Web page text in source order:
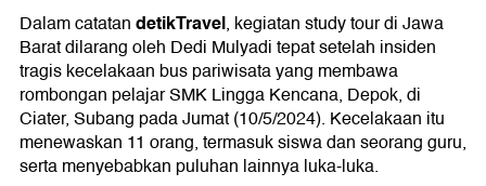
Dalam catatandetikTravel, kegiatan study tour di Jawa
Barat dilarang oleh Dedi Mulyadi tepat setelah insiden
tragis kecelakaan bus pariwisata yang membawa
rombongan pelajar SMK Lingga Kencana, Depok, di
Ciater, Subang pada Jumat (10/5/2024). Kecelakaan itu
menewaskan 11 orang, termasuk siswa dan seorang guru,
serta menyebabkan puluhan lainnya luka-luka.